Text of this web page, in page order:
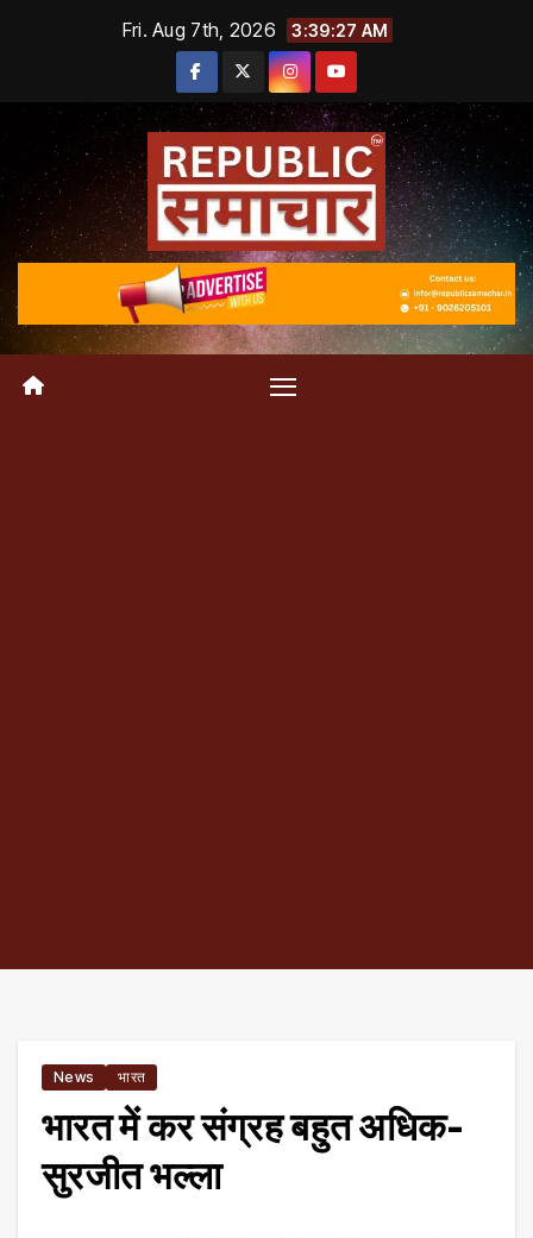
Fri. Aug 7th, 2026 3:39:28 AM
News भारत
भारत में कर संग्रह बहुत अधिक-
सुरजीत भल्ला